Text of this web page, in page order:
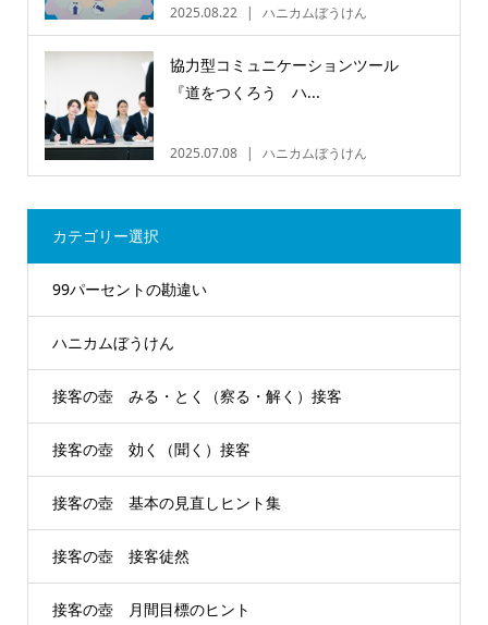
2025.08.22 ハニカムぼうけん
協力型コミュニケーションツール
『道をつくろう ハ...
2025.07.08 ハニカムぼうけん
カテゴリー選択
99パーセントの勘違い
ハニカムぼうけん
接客の壺 みる・とく（察る・解く）接客
接客の壺 効く（聞く）接客
接客の壺 基本の見直しヒント集
接客の壺 接客徒然
接客の壺 月間目標のヒント